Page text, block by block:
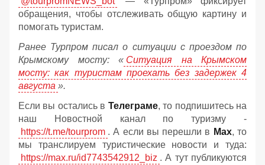
обращения, чтобы отслеживать общую картину и
помогать туристам.
Ранее Турпром писал о ситуации с проездом по
Крымскому мосту: « Ситуация на Крымском
мосту: как туристам проехать без задержек 4
августа ».
Если вы остались в Телеграме, то подпишитесь на
наш Новостной канал по туризму -
https://t.me/tourprom . А если вы перешли в Мах, то
мы транслируем туристические новости и туда:
https://max.ru/id7743542912_biz . А тут публикуются